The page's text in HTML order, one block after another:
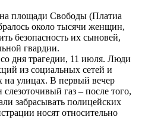
площади Свободы (Платиа
около тысячи женщин,
безопасность их сыновей,
гвардии.
дня трагедии, 11 июля. Люди
из социальных сетей и
на улицах. В первый вечер
газ – после того,
забрасывать полицейских
носят относительно